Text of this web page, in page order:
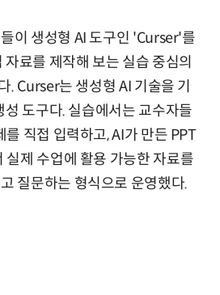
이 생성형 AI 도구인 'Curser'를
료를 제작해 보는 실습 중심의
. Curser는 생성형 AI 기술을 기
성 도구다. 실습에서는 교수자들
를 직접 입력하고, AI가 만든 PPT
실제 수업에 활용 가능한 자료를
질문하는 형식으로 운영했다.